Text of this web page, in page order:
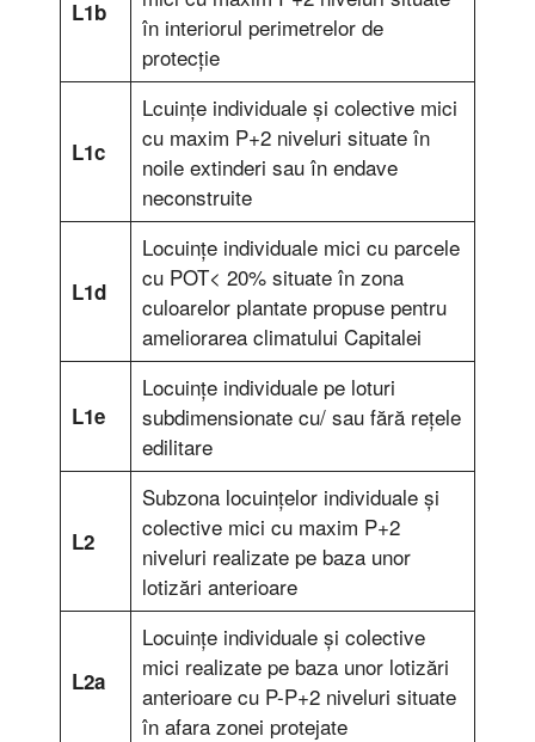
L1b
în interiorul perimetrelor de
protecţie
L1c
Lcuinţe individuale şi colective mici
cu maxim P+2 niveluri situate în
noile extinderi sau în endave
neconstruite
L1d
Locuinţe individuale mici cu parcele
cu POT< 20% situate în zona
culoarelor plantate propuse pentru
ameliorarea climatului Capitalei
L1e
Locuinţe individuale pe loturi
subdimensionate cu/ sau fără reţele
edilitare
L2
Subzona locuinţelor individuale şi
colective mici cu maxim P+2
niveluri realizate pe baza unor
lotizări anterioare
L2a
Locuinţe individuale şi colective
mici realizate pe baza unor lotizări
anterioare cu P-P+2 niveluri situate
în afara zonei protejate